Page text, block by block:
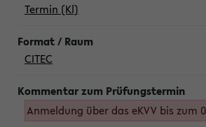
Termin (Kl)
CITEC
Anmeldung über das eKVV bis zum